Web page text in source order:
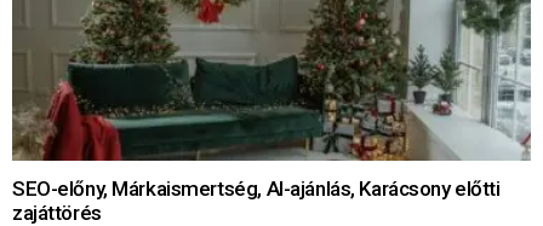
SEO-előny, Márkaismertség, AI-ajánlás, Karácsony előtti
zajáttörés